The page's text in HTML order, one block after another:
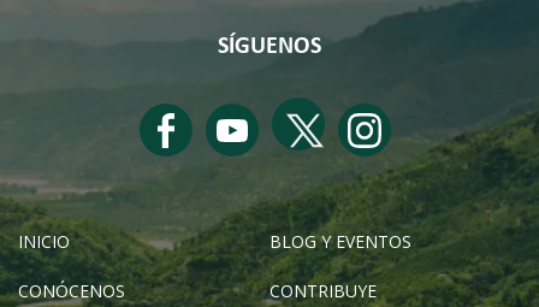
SÍGUENOS
INICIO BLOG Y EVENTOS
CONÓCENOS CONTRIBUYE